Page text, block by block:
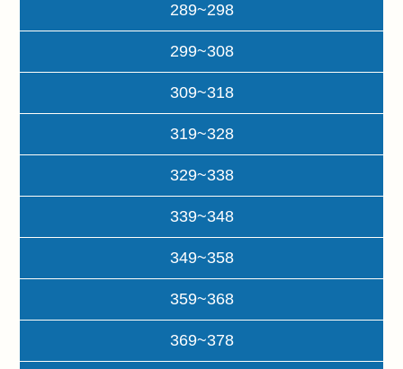
289~298
299~308
309~318
319~328
329~338
339~348
349~358
359~368
369~378